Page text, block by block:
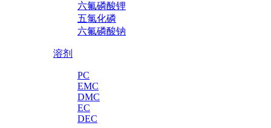
六氟磷酸锂
五氯化磷
六氟磷酸钠
溶剂
PC
EMC
DMC
EC
DEC